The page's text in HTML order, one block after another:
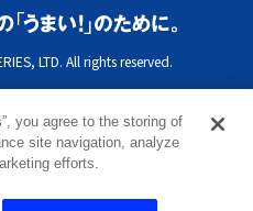
LTD. All rights reserved.
you agree to the storing of
site navigation, analyze
efforts.